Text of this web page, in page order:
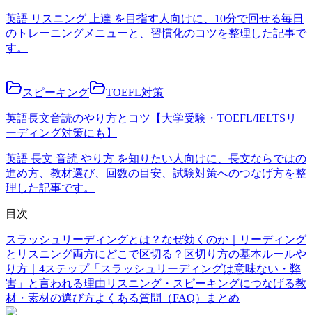
英語 リスニング 上達 を目指す人向けに、10分で回せる毎日
のトレーニングメニューと、習慣化のコツを整理した記事で
す。
スピーキング TOEFL対策
英語長文音読のやり方とコツ【大学受験・TOEFL/IELTSリ
ーディング対策にも】
英語 長文 音読 やり方 を知りたい人向けに、長文ならではの
進め方、教材選び、回数の目安、試験対策へのつなげ方を整
理した記事です。
目次
スラッシュリーディングとは？ なぜ効くのか｜リーディング
とリスニング両方に どこで区切る？区切り方の基本ルールや
り方｜4ステップ「スラッシュリーディングは意味ない・弊
害」と言われる理由 リスニング・スピーキングにつなげる教
材・素材の選び方よくある質問（FAQ） まとめ